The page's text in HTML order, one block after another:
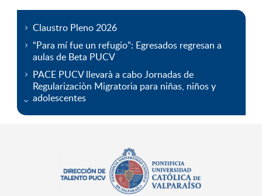
Claustro Pleno 2026
“Para mí fue un refugio”: Egresados regresan a
aulas de Beta PUCV
PACE PUCV llevarà a cabo Jornadas de
Regularizaciòn Migratoria para niñas, niños y
adolescentes